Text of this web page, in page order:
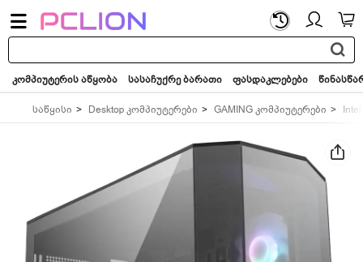
საძიებო
სიტყვა...
კომპიუტერის აწყობა სასაჩუქრე ბარათი ფასდაკლებები
საწყისი Desktop კომპიუტერები GAMING კომპიუტერები Intel